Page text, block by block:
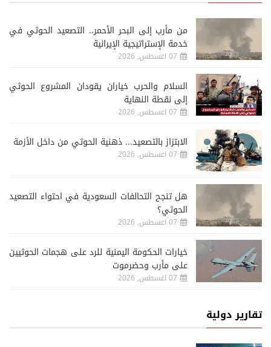
من مأرب إلى البحر الأحمر.. التصعيد الحوثي في
خدمة الإستراتيجية الإيرانية
07 اغسطس, 2026
السلام والحرب خياران يقودان المشروع الحوثي
إلى نقطة النهاية
07 اغسطس, 2026
الابتزاز بالتصعيد... ذهنية الحوثي من داخل الأزمة
07 اغسطس, 2026
هل تنجح التحالفات السعودية في احتواء التصعيد
الحوثي؟
07 اغسطس, 2026
خيارات الحكومة اليمنية للرد على هجمات الحوثيين
على مأرب وحضرموت
07 اغسطس, 2026
تقارير دولية